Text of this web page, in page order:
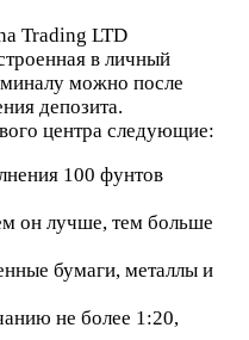
Trading LTD
в личный
можно после
депозита.
центра следующие:
100 фунтов
он лучше, тем больше
бумаги, металлы и
не более 1:20,